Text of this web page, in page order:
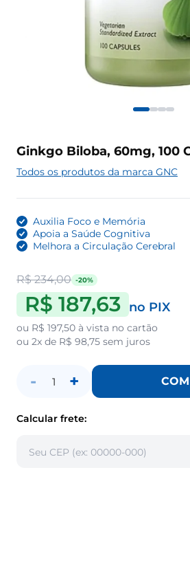
Ginkgo Biloba, 60mg, 100
Todos os produtos da marca GNC
Auxilia Foco e Memória
Apoia a Saúde Cognitiva
Melhora a Circulação Cerebral
R$ 234,00 -20%
R$ 187,63 no PIX
ou R$ 197,50 à vista no cartão
ou 2x de R$ 98,75 sem juros
- 1 +
Calcular frete: